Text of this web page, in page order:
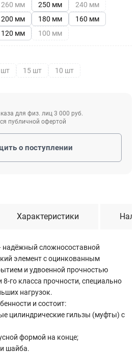
260 мм 250 мм
240 мм
200 мм 180 мм
160 мм
120 мм 100 мм
15 шт 10 шт
для физ. лиц 3 000 руб.
публичной офертой
о поступлении
Характеристики
надёжный сложносоставной
элемент с оцинкованным
и удвоенной прочностью
8-го класса прочности, специально
нагрузок.
и состоит:
цилиндрические гильзы (муфты) с
формой на конце;
шайба.